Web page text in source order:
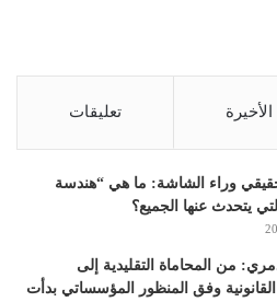
الأخيرة تعليقات
وراء الشاشة: ما هي “هندسة
يتحدث عنها الجميع؟
من المحاماة التقليدية إلى
وفق المنظور المؤسساتي بدأت